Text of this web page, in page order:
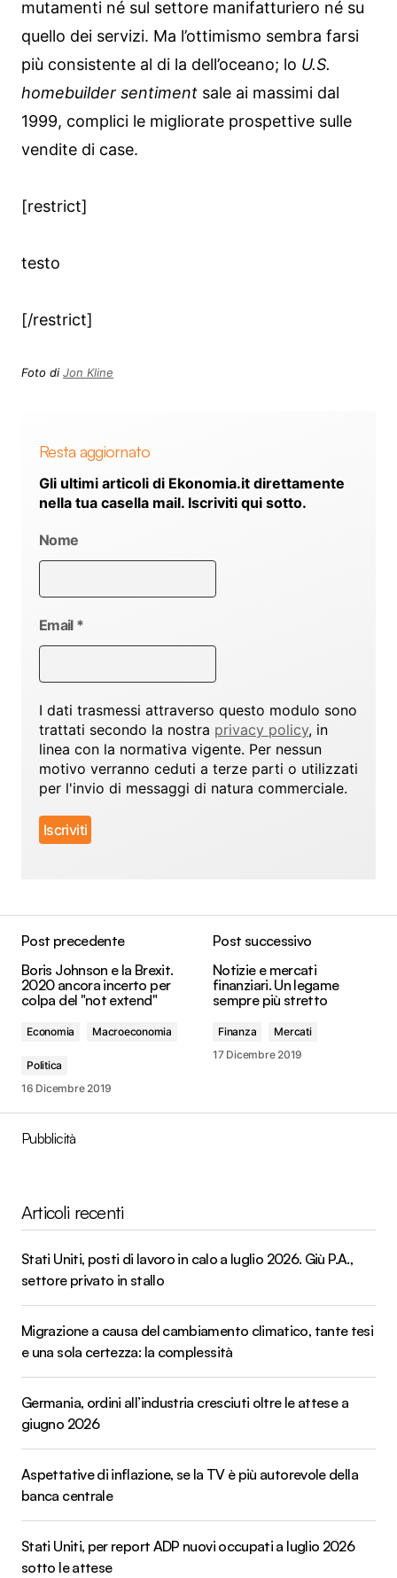
mutamenti né sul settore manifatturiero né su
quello dei servizi. Ma l’ottimismo sembra farsi
più consistente al di la dell’oceano; lo U.S.
homebuilder sentiment sale ai massimi dal
1999, complici le migliorate prospettive sulle
vendite di case.
[restrict]
testo
[/restrict]
Foto di Jon Kline
Resta aggiornato
Gli ultimi articoli di Ekonomia.it direttamente
nella tua casella mail. Iscriviti qui sotto.
Nome
Email *
I dati trasmessi attraverso questo modulo sono
trattati secondo la nostra privacy policy, in
linea con la normativa vigente. Per nessun
motivo verranno ceduti a terze parti o utilizzati
per l'invio di messaggi di natura commerciale.
Post precedente
Boris Johnson e la Brexit.
2020 ancora incerto per
colpa del "not extend"
Economia Macroeconomia
Politica
16 Dicembre 2019
Post successivo
Notizie e mercati
finanziari. Un legame
sempre più stretto
Finanza
Mercati
17 Dicembre 2019
Pubblicità
Articoli recenti
Stati Uniti, posti di lavoro in calo a luglio 2026. Giù P.A.,
settore privato in stallo
Migrazione a causa del cambiamento climatico, tante tesi
e una sola certezza: la complessità
Germania, ordini all’industria cresciuti oltre le attese a
giugno 2026
Aspettative di inflazione, se la TV è più autorevole della
banca centrale
Stati Uniti, per report ADP nuovi occupati a luglio 2026
sotto le attese